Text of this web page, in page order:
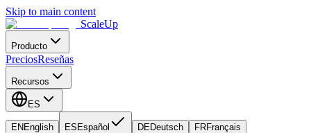
Skip to main content
ScaleUp
Producto
PreciosReseñas
Recursos
ES
EN English ES Español DEDeutsch FRFrançais